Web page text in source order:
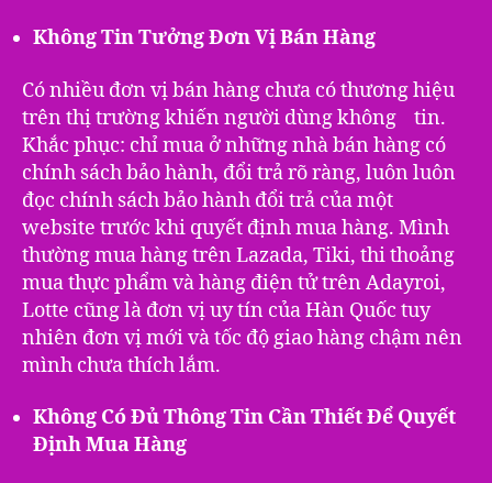
Không Tin Tưởng Đơn Vị Bán Hàng
Có nhiều đơn vị bán hàng chưa có thương hiệu
trên thị trường khiến người dùng không tin.
Khắc phục: chỉ mua ở những nhà bán hàng có
chính sách bảo hành, đổi trả rõ ràng, luôn luôn
đọc chính sách bảo hành đổi trả của một
website trước khi quyết định mua hàng. Mình
thường mua hàng trên Lazada, Tiki, thi thoảng
mua thực phẩm và hàng điện tử trên Adayroi,
Lotte cũng là đơn vị uy tín của Hàn Quốc tuy
nhiên đơn vị mới và tốc độ giao hàng chậm nên
mình chưa thích lắm.
Không Có Đủ Thông Tin Cần Thiết Để Quyết
Định Mua Hàng